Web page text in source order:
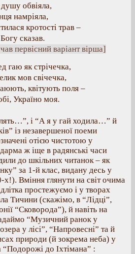
обвіяла,
намріяла,
кротості трав –
сказав.
первісний варіант вірша]
гаю як стрічечка,
мов свічечка,
квітують поля –
Україно моя.
і “А я у гай ходила…” й
із незавершеної поеми
отією чистотою у
ж іще в радянські часи
до шкільних читанок – як
за 1-й клас, видану десь у
Вміння глянути на світ очима
простежуємо і у творах
Тичини (скажімо, в “Лідці”,
“Сковорода”), й навіть на
“Музичний ранок у
у лісі”, “Напровесні” та й
природи (й зокрема неба) у
“Подорожі до Іхтімана” :